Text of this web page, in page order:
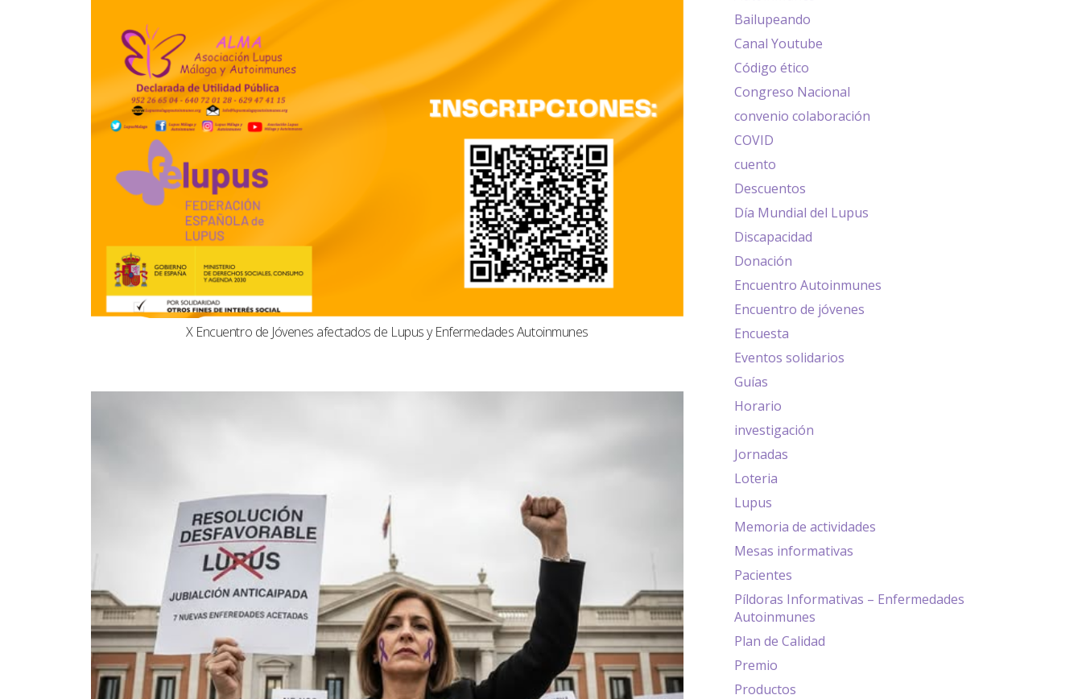
X Encuentro de Jóvenes afectados de Lupus y Enfermedades Autoinmunes
Bailupeando
Canal Youtube
Código ético
Congreso Nacional
convenio colaboración
COVID
cuento
Descuentos
Día Mundial del Lupus
Discapacidad
Donación
Encuentro Autoinmunes
Encuentro de jóvenes
Encuesta
Eventos solidarios
Guías
Horario
investigación
Jornadas
Loteria
Lupus
Memoria de actividades
Mesas informativas
Pacientes
Píldoras Informativas – Enfermedades
Autoinmunes
Plan de Calidad
Premio
Productos